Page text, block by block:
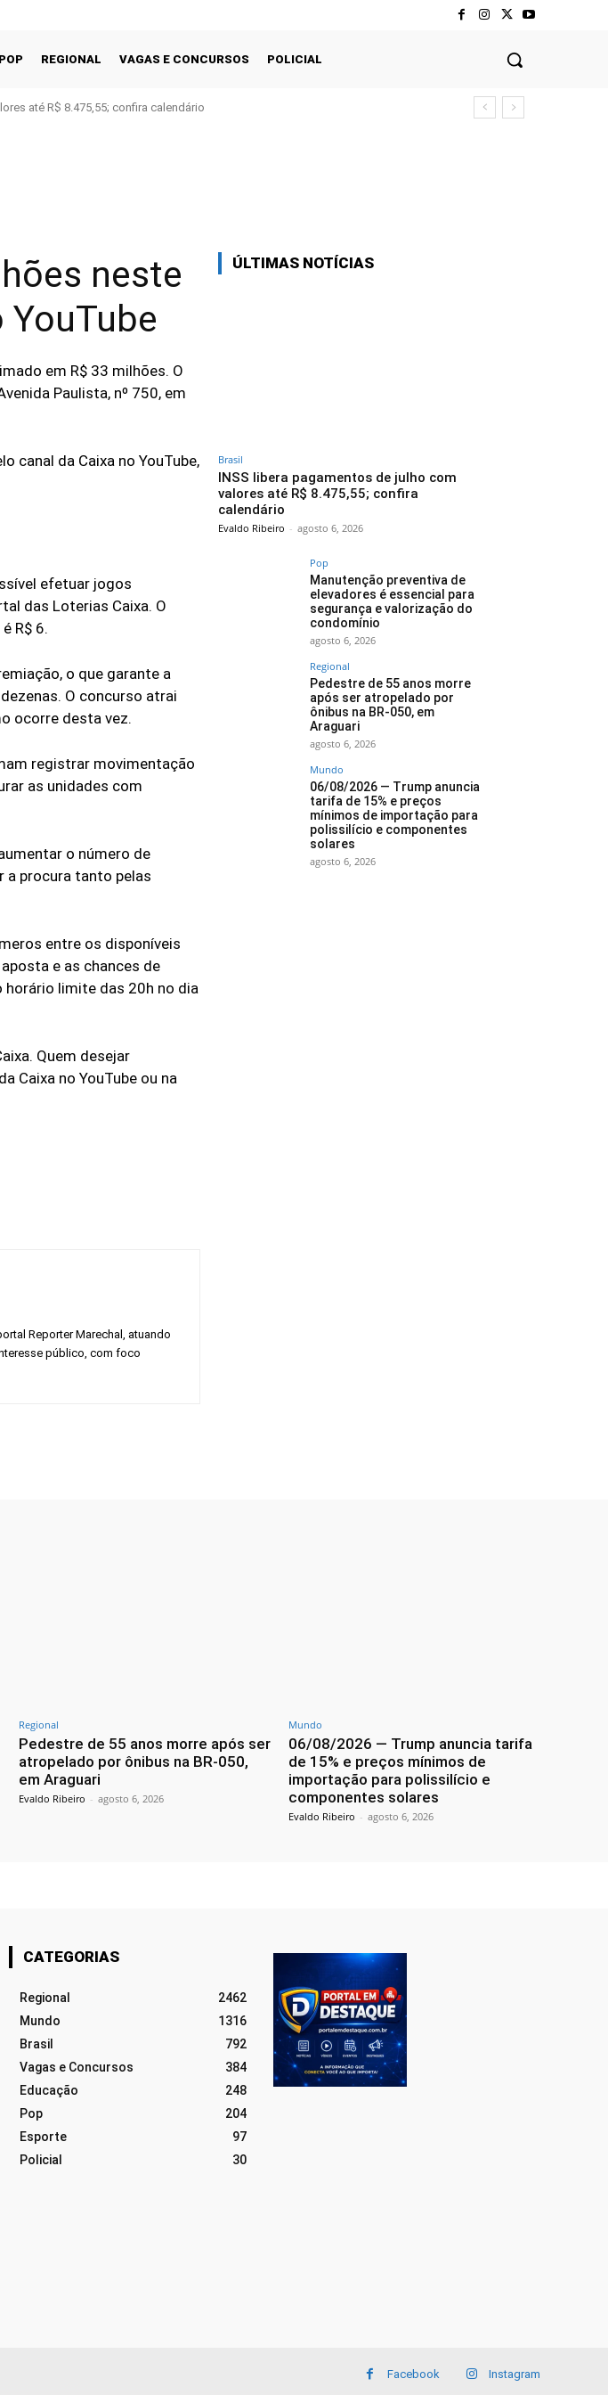
POP REGIONAL VAGAS E CONCURSOS POLICIAL
até R$ 8.475,55; confira calendário
neste
em R$ 33 milhões. O
Paulista, nº 750, em
canal da Caixa no YouTube,
efetuar jogos
das Loterias Caixa. O
R$ 6.
o que garante a
O concurso atrai
ocorre desta vez.
registrar movimentação
as unidades com
o número de
a procura tanto pelas
entre os disponíveis
e as chances de
limite das 20h no dia
Quem desejar
Caixa no YouTube ou na
Reporter Marechal, atuando
público, com foco
ÚLTIMAS NOTÍCIAS
Brasil
INSS libera pagamentos de julho com
valores até R$ 8.475,55; confira
calendário
Evaldo Ribeiro - agosto 6, 2026
Pop
Manutenção preventiva de
elevadores é essencial para
segurança e valorização do
condomínio
agosto 6, 2026
Regional
Pedestre de 55 anos morre
após ser atropelado por
ônibus na BR-050, em
Araguari
agosto 6, 2026
Mundo
06/08/2026 — Trump anuncia
tarifa de 15% e preços
mínimos de importação para
polissilício e componentes
solares
agosto 6, 2026
Regional
Pedestre de 55 anos morre após ser
atropelado por ônibus na BR-050,
em Araguari
Evaldo Ribeiro - agosto 6, 2026
Mundo
06/08/2026 — Trump anuncia tarifa
de 15% e preços mínimos de
importação para polissilício e
componentes solares
Evaldo Ribeiro - agosto 6, 2026
CATEGORIAS
Regional
2462
Mundo
1316
Brasil
792
Vagas e Concursos
384
Educação
248
Pop
204
Esporte
97
Policial
30
Facebook Instagram